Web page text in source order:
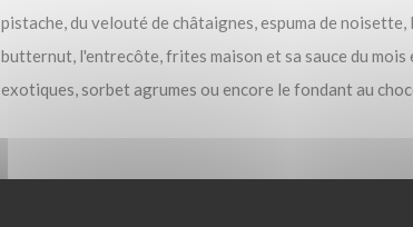
pistache, du velouté de châtaignes, espuma de noisette,
butternut, l'entrecôte, frites maison et sa sauce du
exotiques, sorbet agrumes ou encore le fondant au